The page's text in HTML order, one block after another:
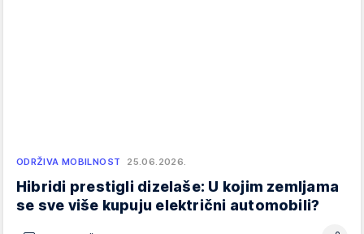
ODRŽIVA MOBILNOST 25.06.2026.
Hibridi prestigli dizelaše: U kojim zemljama
se sve više kupuju električni automobili?